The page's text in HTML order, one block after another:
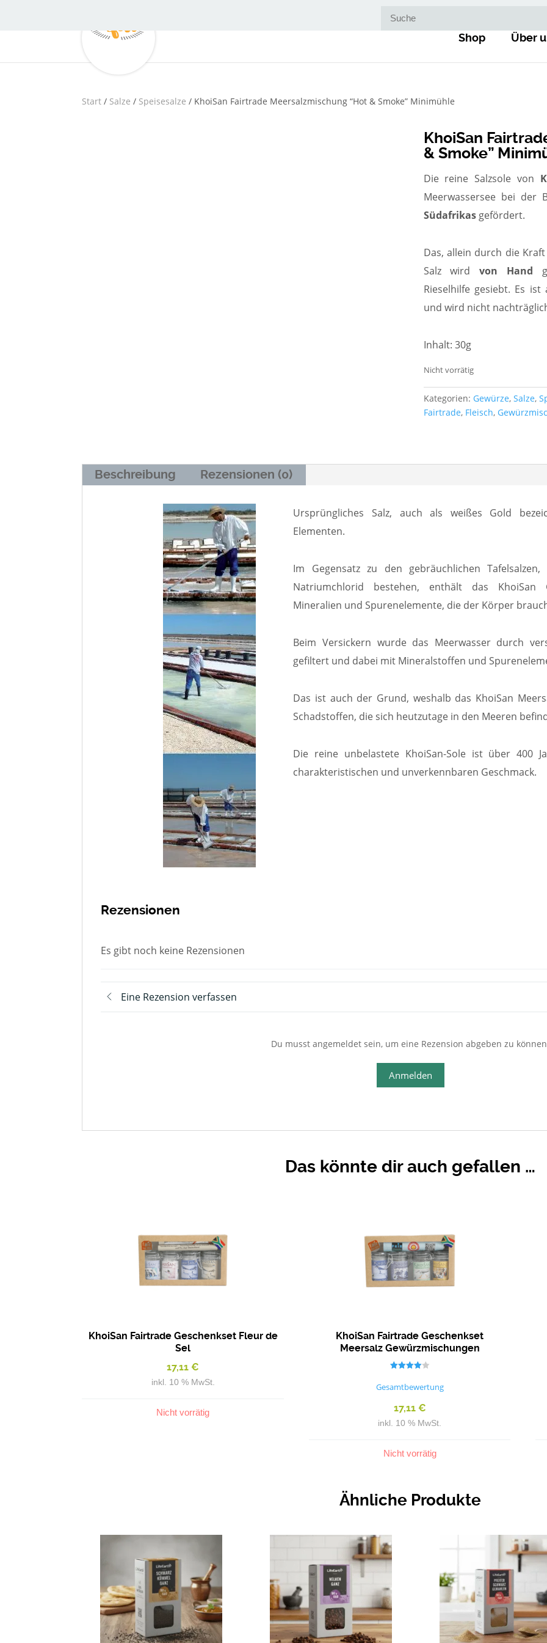
Shop Über
Start / Salze / Speisesalze / KhoiSan Fairtrade Meersalzmischung “Hot & Smoke” Minimühle
KhoiSan
& Smoke”
Die reine Salzsole von
Meerwassersee bei der
Südafrikasgefördert.
Das, allein durch die
Salz wirdvon Hand
Rieselhilfe gesiebt. Es ist
und wird nicht
Inhalt: 30g
Nicht vorrätig
Kategorien: Gewürze, Salze,
Fairtrade, Fleisch,
Beschreibung Rezensionen (0)
Ursprüngliches Salz, auch als weißes Gold
Elementen.
Im Gegensatz zu den gebräuchlichen
Natriumchlorid bestehen, enthält das KhoiSan
Mineralien und Spurenelemente, die der Körper
BeimVersickern wurde das Meerwasser durch
gefiltert und dabei mit Mineralstoffen und
Das ist auch der Grund, weshalb das KhoiSan
Schadstoffen, die sich heutzutage in den Meeren
Die reine unbelastete KhoiSan-Sole ist über 400
charakteristischen und unverkennbaren Geschmack.
Rezensionen
Es gibt noch keine Rezensionen
Eine Rezension verfassen
Du musst angemeldet sein, um eine Rezension abgeben zu
Anmelden
Das könnte dir auch gefallen …
KhoiSan Fairtrade Geschenkset Fleur de
Sel
17,11€
inkl. 10 % MwSt.
Nicht vorrätig
KhoiSan Fairtrade Geschenkset
Meersalz Gewürzmischungen
mit
4.00
Gesamtbewertung
17,11 €
inkl. 10 % MwSt.
Nicht vorrätig
Ähnliche Produkte